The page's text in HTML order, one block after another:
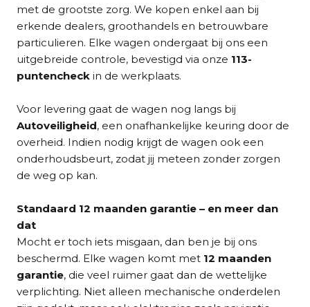
met de grootste zorg. We kopen enkel aan bij
erkende dealers, groothandels en betrouwbare
particulieren. Elke wagen ondergaat bij ons een
uitgebreide controle, bevestigd via onze 113-
puntencheck in de werkplaats.
Voor levering gaat de wagen nog langs bij
Autoveiligheid, een onafhankelijke keuring door de
overheid. Indien nodig krijgt de wagen ook een
onderhoudsbeurt, zodat jij meteen zonder zorgen
de weg op kan.
Standaard 12 maanden garantie – en meer dan
dat
Mocht er toch iets misgaan, dan ben je bij ons
beschermd. Elke wagen komt met 12 maanden
garantie, die veel ruimer gaat dan de wettelijke
verplichting. Niet alleen mechanische onderdelen